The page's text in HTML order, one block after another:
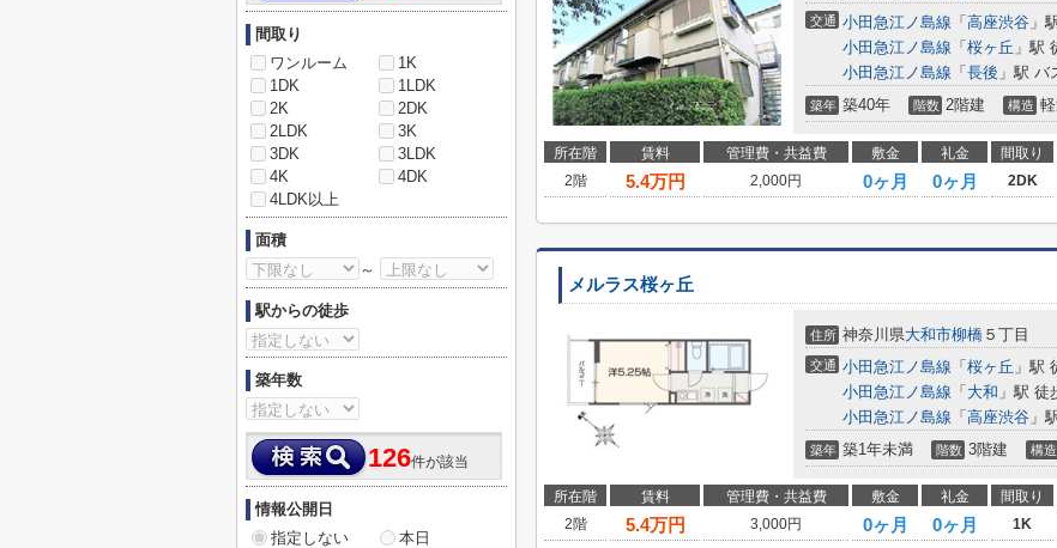
交通 小田急江ノ島線 「 高座渋谷 」
小田急江ノ島線 「 桜ヶ丘 」駅
小田急江ノ島線 「 長後 」駅 バ
築年 築40年 階数 2階建 構造
所在階 賃料 管理費・共益費 敷金 礼金 間取り
2階
5.4万円 2,000円 0ヶ月 0ヶ月 2DK
メルラス桜ヶ丘
住所 神奈川県大和市柳橋 ５丁目
交通 小田急江ノ島線 「 桜ヶ丘 」駅
小田急江ノ島線 「 大和 」駅 徒
小田急江ノ島線 「 高座渋谷 」
築年 築1年未満 階数 3階建 構造
所在階 賃料 管理費・共益費 敷金 礼金 間取り
2階
5.4万円 3,000円 0ヶ月 0ヶ月 1K
間取り
ワンルーム
1K
1DK
1LDK
2K
2DK
2LDK
3K
3DK
3LDK
4K
4DK
4LDK以上
面積
～
駅からの徒歩
築年数
126件が該当
情報公開日
指定しない
本日